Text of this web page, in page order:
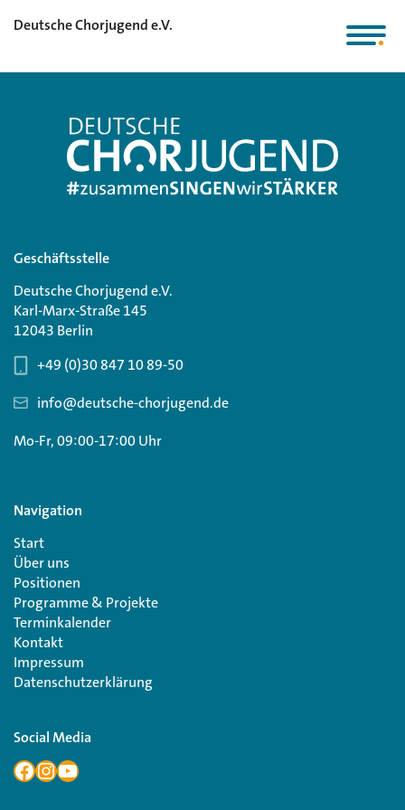
Deutsche Chorjugend e.V.
Geschäftsstelle
Deutsche Chorjugend e.V.
Karl-Marx-Straße 145
12043 Berlin
+49 (0)30 847 10 89-50
info@deutsche-chorjugend.de
Mo-Fr, 09:00-17:00 Uhr
Navigation
Start
Über uns
Positionen
Programme & Projekte
Terminkalender
Kontakt
Impressum
Datenschutzerklärung
Social Media